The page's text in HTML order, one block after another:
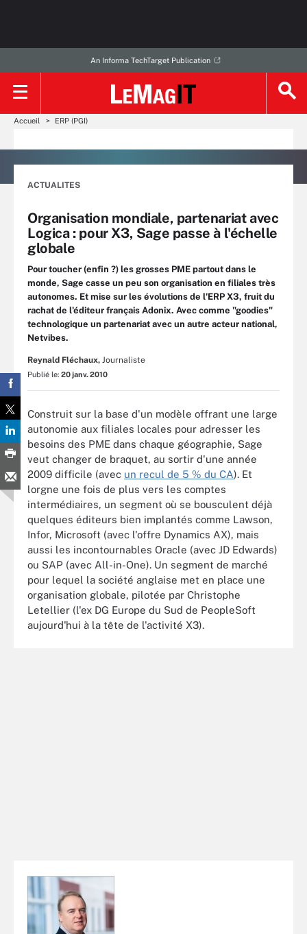
An Informa TechTarget Publication
Accueil ERP (PGI)
ACTUALITES
Organisation mondiale, partenariat avec
Logica : pour X3, Sage passe à l'échelle
globale
Pour toucher (enfin ?) les grosses PME partout dans le
monde, Sage casse un peu son organisation en filiales très
autonomes. Et mise sur les évolutions de l'ERP X3, fruit du
rachat de l'éditeur français Adonix. Avec comme "goodies"
technologique un partenariat avec un autre acteur national,
Netvibes.
Reynald Fléchaux, Journaliste
Publié le: 20 janv. 2010
Construit sur la base d'un modèle offrant une large
autonomie aux filiales locales pour adresser les
besoins des PME dans chaque géographie, Sage
veut changer de braquet, au sortir d'une année
2009 difficile (avec un recul de 5 % du CA). Et
lorgne une fois de plus vers les comptes
intermédiaires, un segment où se bousculent déjà
quelques éditeurs bien implantés comme Lawson,
Infor, Microsoft (avec l'offre Dynamics AX), mais
aussi les incontournables Oracle (avec JD Edwards)
ou SAP (avec All-in-One). Un segment de marché
pour lequel la société anglaise met en place une
organisation globale, pilotée par Christophe
Letellier (l'ex DG Europe du Sud de PeopleSoft
aujourd'hui à la tête de l'activité X3).